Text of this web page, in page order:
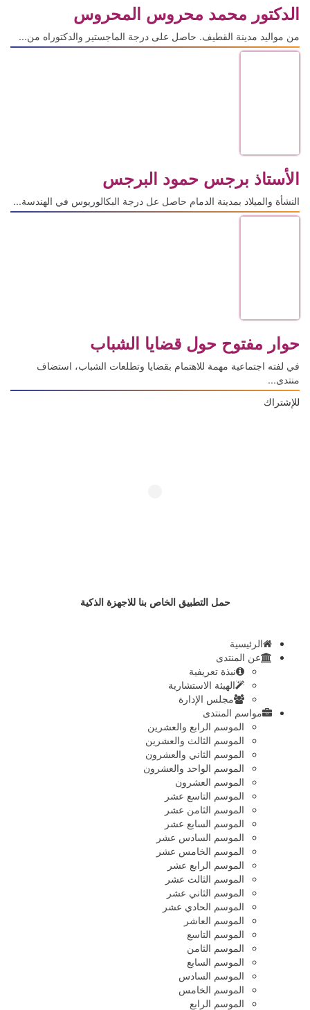
الدكتور محمد محروس المحروس
من مواليد مدينة القطيف. حاصل على درجة الماجستير والدكتوراه من...
الأستاذ برجس حمود البرجس
النشأة والميلاد بمدينة الدمام حاصل عل درجة البكالوريوس في الهندسة...
حوار مفتوح حول قضايا الشباب
في لفته اجتماعية مهمة للاهتمام بقضايا وتطلعات الشباب، استضاف
منتدى...
للإشتراك
حمل التطبيق الخاص بنا للاجهزة الذكية
الرئيسية
عن المنتدى
نبذة تعريفية
الهيئة الاستشارية
مجلس الإدارة
مواسم المنتدى
الموسم الرابع والعشرين
الموسم الثالث والعشرين
الموسم الثاني والعشرون
الموسم الواحد والعشرون
الموسم العشرون
الموسم التاسع عشر
الموسم الثامن عشر
الموسم السابع عشر
الموسم السادس عشر
الموسم الخامس عشر
الموسم الرابع عشر
الموسم الثالث عشر
الموسم الثاني عشر
الموسم الحادي عشر
الموسم العاشر
الموسم التاسع
الموسم الثامن
الموسم السابع
الموسم السادس
الموسم الخامس
الموسم الرابع